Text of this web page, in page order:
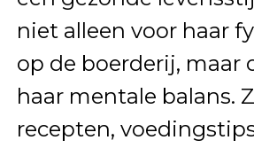
niet alleen voor haar
op de boerderij, maar
haar mentale balans.
recepten,